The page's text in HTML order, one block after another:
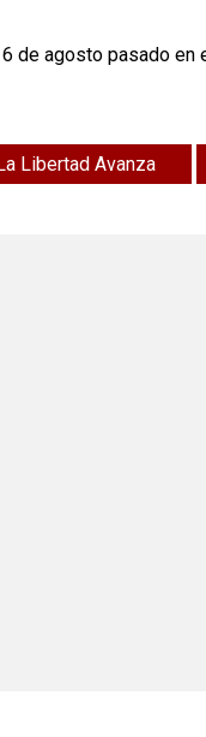
agosto pasado en
La Libertad Avanza